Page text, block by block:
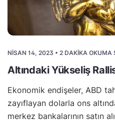
NISAN 14, 2023 • 2 DAKIKA OKUMA
Altındaki Yükseliş
Ekonomik endişeler, ABD
zayıflayan dolarla ons
merkez bankalarının satın